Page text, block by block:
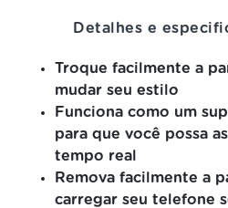
Detalhes e
Troque facilmente a
mudar seu estilo
Funciona como um
para que você possa
tempo real
Remova facilmente a
carregar seu telefone